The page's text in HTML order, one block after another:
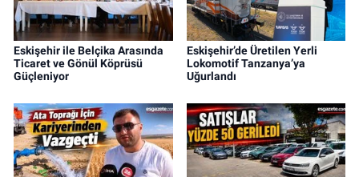
Eskişehir ile Belçika Arasında
Ticaret ve Gönül Köprüsü
Güçleniyor
Eskişehir’de Üretilen Yerli
Lokomotif Tanzanya’ya
Uğurlandı